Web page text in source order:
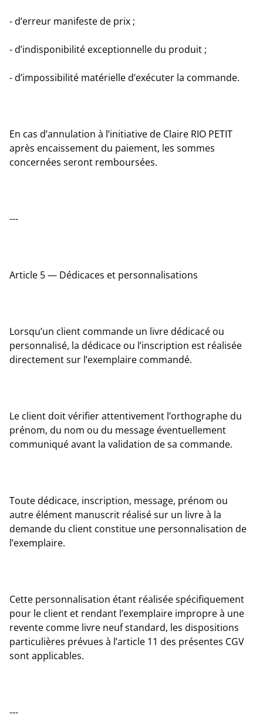
- d’erreur manifeste de prix ;
- d’indisponibilité exceptionnelle du produit ;
- d’impossibilité matérielle d’exécuter la commande.
En cas d’annulation à l’initiative de Claire RIO PETIT
après encaissement du paiement, les sommes
concernées seront remboursées.
---
Article 5 — Dédicaces et personnalisations
Lorsqu’un client commande un livre dédicacé ou
personnalisé, la dédicace ou l’inscription est réalisée
directement sur l’exemplaire commandé.
Le client doit vérifier attentivement l’orthographe du
prénom, du nom ou du message éventuellement
communiqué avant la validation de sa commande.
Toute dédicace, inscription, message, prénom ou
autre élément manuscrit réalisé sur un livre à la
demande du client constitue une personnalisation de
l’exemplaire.
Cette personnalisation étant réalisée spécifiquement
pour le client et rendant l’exemplaire impropre à une
revente comme livre neuf standard, les dispositions
particulières prévues à l’article 11 des présentes CGV
sont applicables.
---